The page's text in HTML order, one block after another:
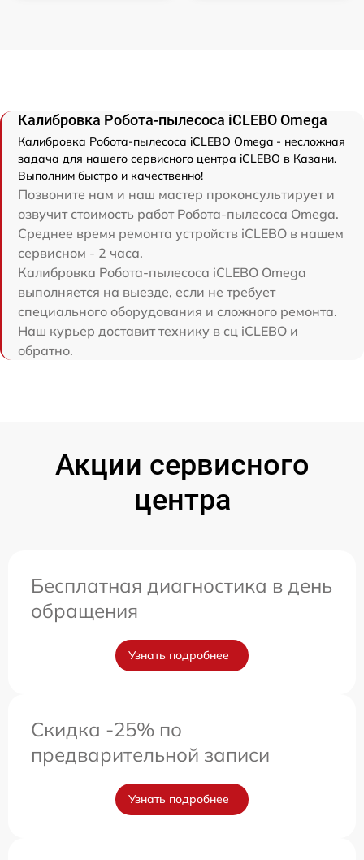
Калибровка Робота-пылесоса iCLEBO Omega
Калибровка Робота-пылесоса iCLEBO Omega - несложная
задача для нашего сервисного центра iCLEBO в Казани.
Выполним быстро и качественно!
Позвоните нам и наш мастер проконсультирует и
озвучит стоимость работ Робота-пылесоса Omega.
Среднее время ремонта устройств iCLEBO в нашем
сервисном - 2 часа.
Калибровка Робота-пылесоса iCLEBO Omega
выполняется на выезде, если не требует
специального оборудования и сложного ремонта.
Наш курьер доставит технику в сц iCLEBO и
обратно.
Акции сервисного
центра
Бесплатная диагностика в день
обращения
Узнать подробнее
Скидка -25% по
предварительной записи
Узнать подробнее